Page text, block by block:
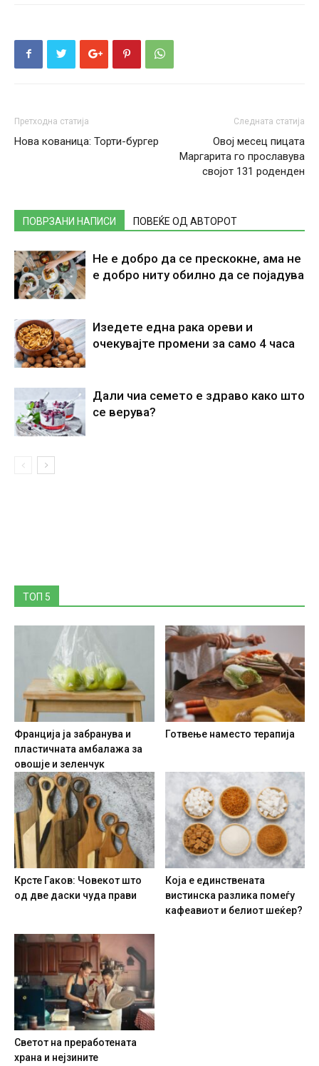
Претходна статија
Нова кованица: Торти-бургер
Следната статија
Овој месец пицата
Маргарита го прославува
својот 131 роденден
ПОВРЗАНИ НАПИСИ ПОВЕЌЕ ОД АВТОРОТ
Не е добро да се прескокне, ама не
е добро ниту обилно да се појадува
Изедете една рака ореви и
очекувајте промени за само 4 часа
Дали чиа семето е здраво како што
се верува?
ТОП 5
Франција ја забранува и
пластичната амбалажа за
овошје и зеленчук
Готвење наместо терапија
Крсте Гаков: Човекот што
од две даски чуда прави
Која е единствената
вистинска разлика помеѓу
кафеавиот и белиот шеќер?
Светот на преработената
храна и нејзините